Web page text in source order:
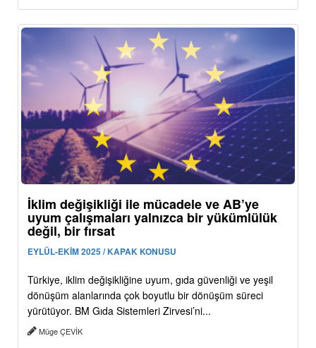
İklim değişikliği ile mücadele ve AB’ye
uyum çalışmaları yalnızca bir yükümlülük
değil, bir fırsat
EYLÜL-EKİM 2025 / KAPAK KONUSU
Türkiye, iklim değişikliğine uyum, gıda güvenliği ve yeşil
dönüşüm alanlarında çok boyutlu bir dönüşüm süreci
yürütüyor. BM Gıda Sistemleri Zirvesi’ni...
Müge ÇEVİK